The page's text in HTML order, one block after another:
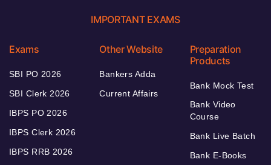
IMPORTANT EXAMS
Exams
SBI PO 2026
SBI Clerk 2026
IBPS PO 2026
IBPS Clerk 2026
IBPS RRB 2026
Other Website
Bankers Adda
Current Affairs
Preparation
Products
Bank Mock Test
Bank Video
Course
Bank Live Batch
Bank E-Books